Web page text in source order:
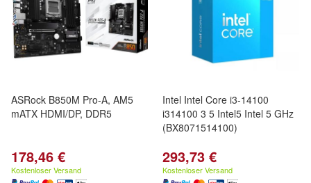
ASRock B850M Pro-A, AM5
mATX HDMI/DP, DDR5
178,46 €
Kostenloser Versand
Intel Intel Core i3-14100
i314100 3 5 Intel5 Intel 5 GHz
(BX8071514100)
293,73 €
Kostenloser Versand